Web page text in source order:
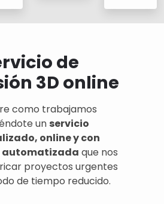
de
3D online
como trabajamos
un servicio
online y con
que nos
proyectos urgentes
de tiempo reducido.